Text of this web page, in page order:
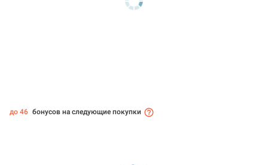
до 46 бонусов на следующие покупки